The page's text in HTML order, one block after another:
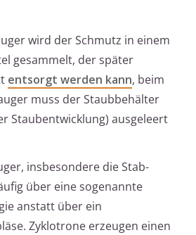
wird der Schmutz in einem
gesammelt, der später
entsorgt werden kann, beim
muss der Staubbehälter
Staubentwicklung) ausgeleert
insbesondere die Stab-
über eine sogenannte
anstatt über ein
Zyklotrone erzeugen einen